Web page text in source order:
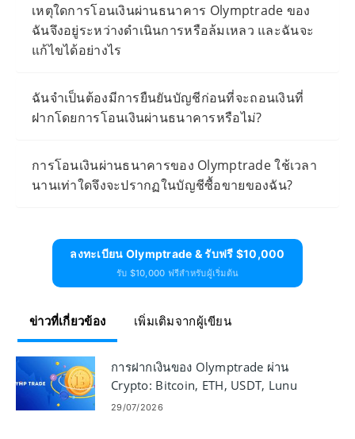
เหตุใดการโอนเงินผ่านธนาคาร Olymptrade ของ
ฉันจึงอยู่ระหว่างดำเนินการหรือล้มเหลว และฉันจะ
แก้ไขได้อย่างไร
ฉันจำเป็นต้องมีการยืนยันบัญชีก่อนที่จะถอนเงินที่
ฝากโดยการโอนเงินผ่านธนาคารหรือไม่?
การโอนเงินผ่านธนาคารของ Olymptrade ใช้เวลา
นานเท่าใดจึงจะปรากฏในบัญชีซื้อขายของฉัน?
ลงทะเบียน Olymptrade & รับฟรี $10,000
รับ $10,000 ฟรีสำหรับผู้เริ่มต้น
ข่าวที่เกี่ยวข้อง เพิ่มเติมจากผู้เขียน
การฝากเงินของ Olymptrade ผ่าน
Crypto: Bitcoin, ETH, USDT, Lunu
29/07/2026